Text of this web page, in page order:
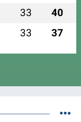
33 40
33 37